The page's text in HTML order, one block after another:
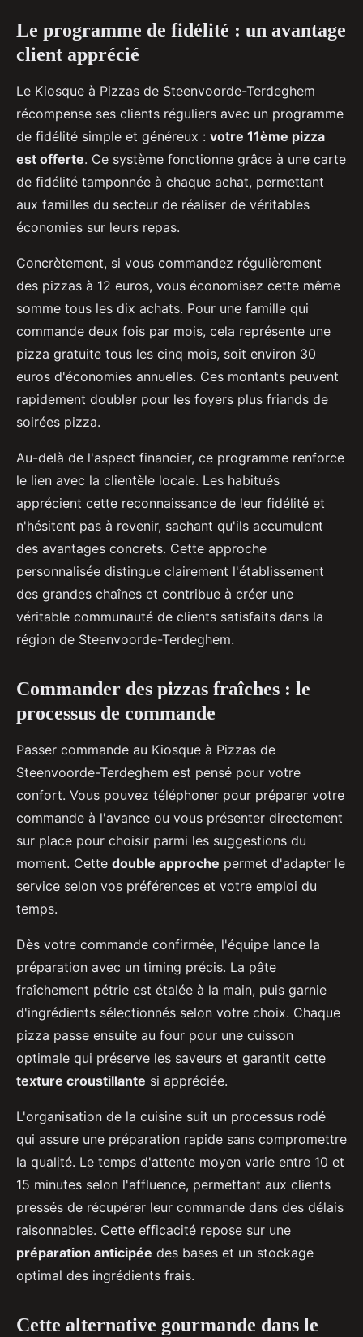
Le programme de fidélité : un avantage
client apprécié
Le Kiosque à Pizzas de Steenvoorde-Terdeghem
récompense ses clients réguliers avec un programme
de fidélité simple et généreux : votre 11ème pizza
est offerte. Ce système fonctionne grâce à une carte
de fidélité tamponnée à chaque achat, permettant
aux familles du secteur de réaliser de véritables
économies sur leurs repas.
Concrètement, si vous commandez régulièrement
des pizzas à 12 euros, vous économisez cette même
somme tous les dix achats. Pour une famille qui
commande deux fois par mois, cela représente une
pizza gratuite tous les cinq mois, soit environ 30
euros d'économies annuelles. Ces montants peuvent
rapidement doubler pour les foyers plus friands de
soirées pizza.
Au-delà de l'aspect financier, ce programme renforce
le lien avec la clientèle locale. Les habitués
apprécient cette reconnaissance de leur fidélité et
n'hésitent pas à revenir, sachant qu'ils accumulent
des avantages concrets. Cette approche
personnalisée distingue clairement l'établissement
des grandes chaînes et contribue à créer une
véritable communauté de clients satisfaits dans la
région de Steenvoorde-Terdeghem.
Commander des pizzas fraîches : le
processus de commande
Passer commande au Kiosque à Pizzas de
Steenvoorde-Terdeghem est pensé pour votre
confort. Vous pouvez téléphoner pour préparer votre
commande à l'avance ou vous présenter directement
sur place pour choisir parmi les suggestions du
moment. Cette double approche permet d'adapter le
service selon vos préférences et votre emploi du
temps.
Dès votre commande confirmée, l'équipe lance la
préparation avec un timing précis. La pâte
fraîchement pétrie est étalée à la main, puis garnie
d'ingrédients sélectionnés selon votre choix. Chaque
pizza passe ensuite au four pour une cuisson
optimale qui préserve les saveurs et garantit cette
texture croustillante si appréciée.
L'organisation de la cuisine suit un processus rodé
qui assure une préparation rapide sans compromettre
la qualité. Le temps d'attente moyen varie entre 10 et
15 minutes selon l'affluence, permettant aux clients
pressés de récupérer leur commande dans des délais
raisonnables. Cette efficacité repose sur une
préparation anticipée des bases et un stockage
optimal des ingrédients frais.
Cette alternative gourmande dans le